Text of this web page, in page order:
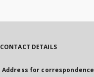
CONTACT DETAILS
Address for correspondence